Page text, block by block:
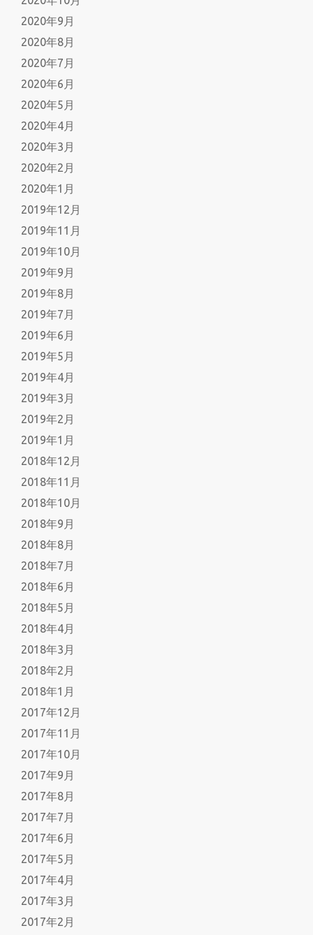
2020年9月
2020年8月
2020年7月
2020年6月
2020年5月
2020年4月
2020年3月
2020年2月
2020年1月
2019年12月
2019年11月
2019年10月
2019年9月
2019年8月
2019年7月
2019年6月
2019年5月
2019年4月
2019年3月
2019年2月
2019年1月
2018年12月
2018年11月
2018年10月
2018年9月
2018年8月
2018年7月
2018年6月
2018年5月
2018年4月
2018年3月
2018年2月
2018年1月
2017年12月
2017年11月
2017年10月
2017年9月
2017年8月
2017年7月
2017年6月
2017年5月
2017年4月
2017年3月
2017年2月